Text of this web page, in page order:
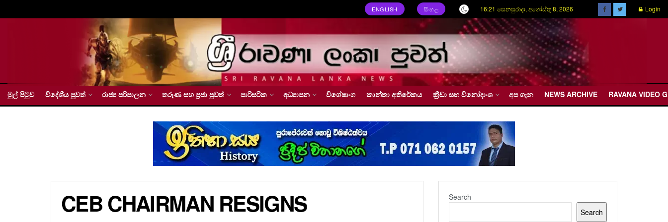
ENGLISH සිංහල 16:21 සෙනසුරාදා, අගෝස්තු 8, 2026 Login
මුල් පිටුව විදේශීය පුවත් රාජ්‍ය පරිපාලන තරුණ සහ ප්‍රජා පුවත් පාරිසරික අධ්‍යාපන විශේෂාංග කාන්තා අතිරේකය ක්‍රීඩා සහ විනෝදාංශ අප ගැන NEWS ARCHIVE RAVANA VIDEO
CEB CHAIRMAN RESIGNS
Search
Search